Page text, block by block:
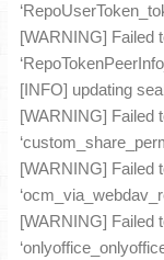
[WARNING] Failed
[INFO] updating
[WARNING] Failed
[WARNING] Failed
[WARNING] Failed